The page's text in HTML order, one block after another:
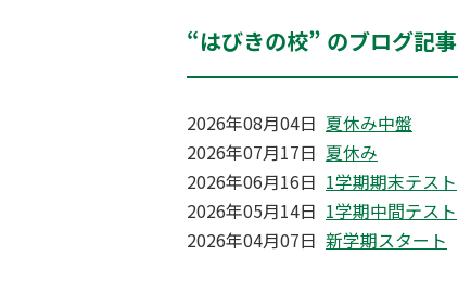
“はびきの校” のブログ記事
2026年08月04日 夏休み中盤
2026年07月17日 夏休み
2026年06月16日 1学期期末テスト
2026年05月14日 1学期中間テスト
2026年04月07日 新学期スタート